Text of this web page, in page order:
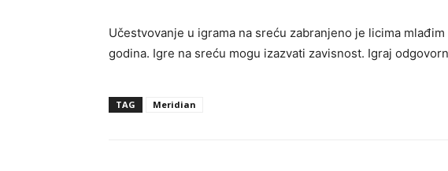
Učestvovanje u igrama na sreću zabranjeno je licima mlađim
godina. Igre na sreću mogu izazvati zavisnost. Igraj
TAG Meridian